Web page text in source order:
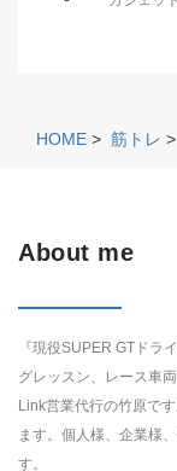
HOME > 筋トレ >
About me
『現役SUPER GTドラ
グレッスン、レース車
Link営業代行の竹原で
ます。個人様、企業様
す。